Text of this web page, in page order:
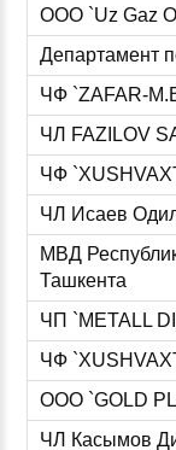
OOO `Uz Gaz
Департамент
ЧФ `ZAFAR-
ЧЛ FAZILOV
ЧФ
ЧЛ Исаев
МВД
Ташкента
ЧП `METALL
ЧФ
ООО `GOLD
ЧЛ Касымов